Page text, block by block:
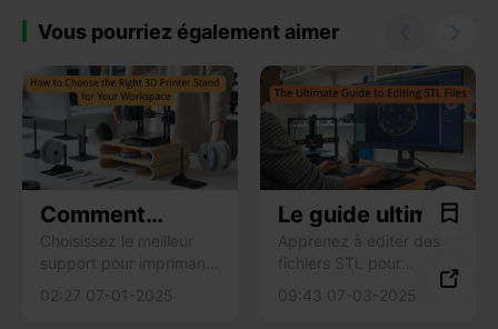
Vous pourriez également aimer
Comment
choisir le
support
d'imprimante 3D
Choisissez le meilleur
support pour imprimante
la stabilité, de la taille,
02:27 07-01-2025
Le guide ultime
de l'édition des
fichiers STL
Apprenez à éditer des
fichiers STL pour
des outils tels que
09:43 07-03-2025
